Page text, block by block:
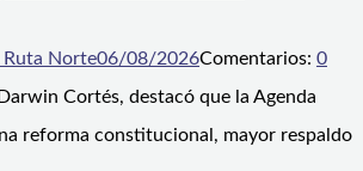
Ruta Norte06/08/2026Comentarios: 0
Cortés, destacó que la Agenda
reforma constitucional, mayor respaldo